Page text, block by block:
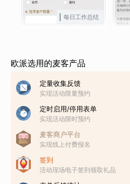
每日工作总结
欧派选用的麦客产品
定量收集反馈
实现活动限量预约
定时启用/停用表单
实现活动限时预约
麦客商户平台
实现线上付费报名
签到
活动现场电子签到领取礼品